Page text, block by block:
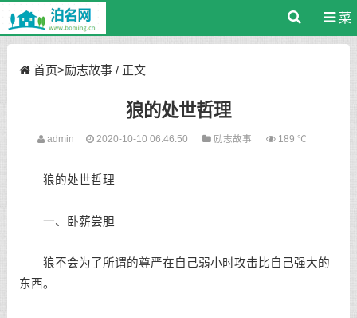
菜
首页>励志故事/ 正文
狼的处世哲理
admin 2020-10-10 06:46:50 励志故事 189 ℃
狼的处世哲理
一、卧薪尝胆
狼不会为了所谓的尊严在自己弱小时攻击比自己强大的
东西。